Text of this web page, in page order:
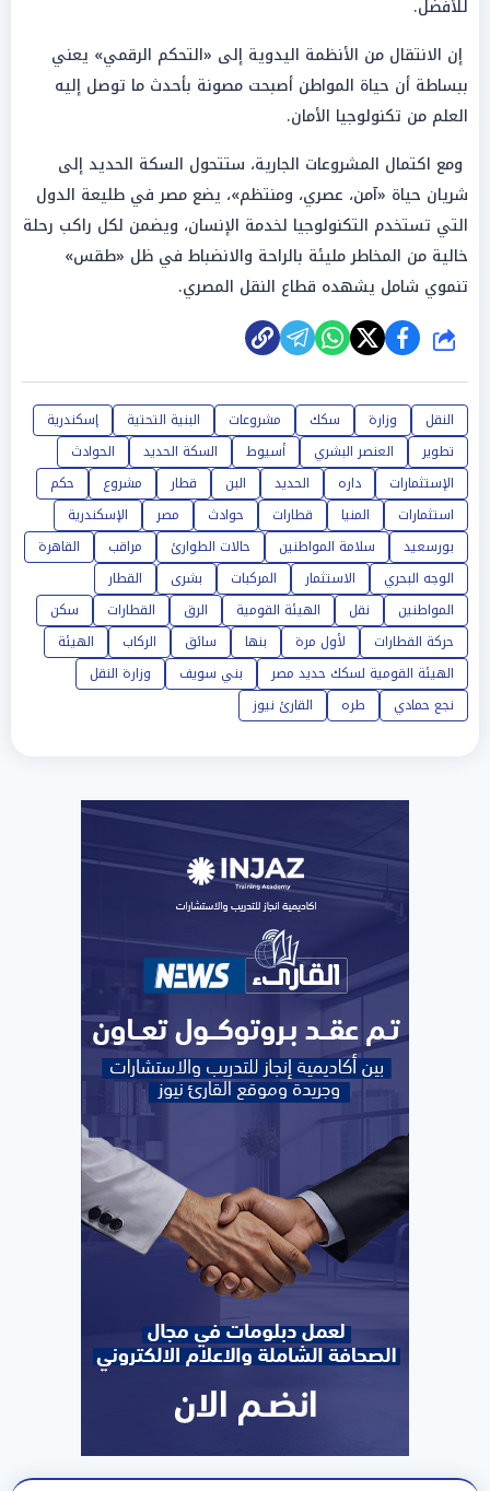
للأفضل.
إن الانتقال من الأنظمة اليدوية إلى «التحكم الرقمي» يعني
ببساطة أن حياة المواطن أصبحت مصونة بأحدث ما توصل إليه
العلم من تكنولوجيا الأمان.
ومع اكتمال المشروعات الجارية، ستتحول السكة الحديد إلى
شريان حياة «آمن، عصري، ومنتظم»، يضع مصر في طليعة الدول
التي تستخدم التكنولوجيا لخدمة الإنسان، ويضمن لكل راكب رحلة
خالية من المخاطر مليئة بالراحة والانضباط في ظل «طقس»
تنموي شامل يشهده قطاع النقل المصري.
شارك
النقل وزارة سكك مشروعات البنية التحتية
إسكندرية
تطوير
العنصر البشري أسيوط السكة الحديد
الحوادث
الإستثمارات
داره الحديد البن قطار مشروع
حكم
استثمارات
المنيا قطارات حوادث مصر
الإسكندرية
بورسعيد
سلامة المواطنين حالات الطوارئ مراقب
القاهرة
الوجه البحري
الاستثمار المركبات بشرى
القطار
المواطنين
نقل الهيئة القومية الرق القطارات
سكن
حركة القطارات
لأول مرة بنها سائق الركاب
الهيئة
الهيئة القومية لسكك حديد مصر
بني سويف
وزارة النقل
نجع حمادي
طره القارئ نيوز